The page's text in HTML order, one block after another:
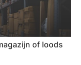
of loods